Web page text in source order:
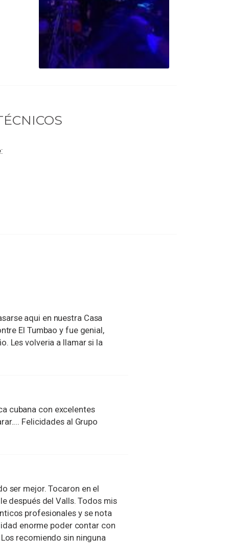
aqui en nuestra Casa
El Tumbao y fue genial,
Les volveria a llamar si la
cubana con excelentes
Felicidades al Grupo
ser mejor. Tocaron en el
después del Valls. Todos mis
profesionales y se nota
enorme poder contar con
recomiendo sin ninguna